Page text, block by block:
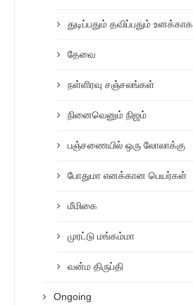
துடிப்பதும் தவிப்பதும் உனக்காக
தேவை
நள்ளிரவு சஞ்சலங்கள்
நினைவெனும் நிஜம்
பஞ்சணையில் ஒரு லோலாக்கு
போதுமா எனக்கான பெயர்கள்
மீமிகை
முரட்டு மங்கம்மா
வன்ம திருப்தி
Ongoing